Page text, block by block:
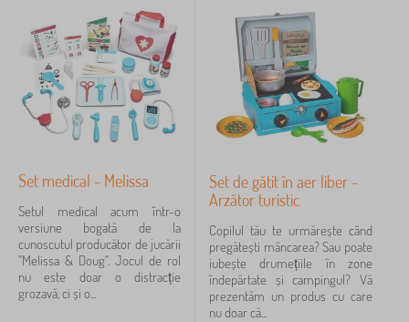
Set medical - Melissa
Setul medical acum într-o
versiune bogată de la
cunoscutul producător de jucării
"Melissa & Doug". Jocul de rol
nu este doar o distracție
grozavă, ci și o...
Set de gătit în aer liber -
Arzător turistic
Copilul tău te urmărește când
pregătești mâncarea? Sau poate
iubește drumețiile în zone
îndepărtate și campingul? Vă
prezentăm un produs cu care
nu doar că...